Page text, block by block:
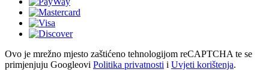
Ovo je mrežno mjesto zaštićeno tehnologijom reCAPTCHA te se
primjenjuju Googleovi Politika privatnosti i Uvjeti korištenja.